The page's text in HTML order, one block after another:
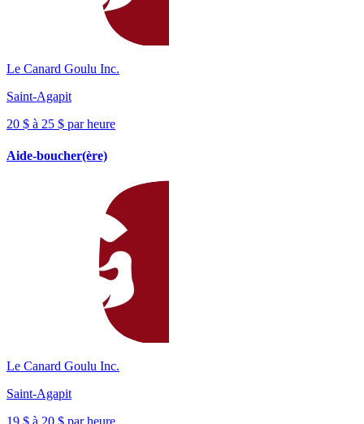
Le Canard Goulu Inc.
Saint-Agapit
20 $ à 25 $ par heure
Aide-boucher(ère)
Le Canard Goulu Inc.
Saint-Agapit